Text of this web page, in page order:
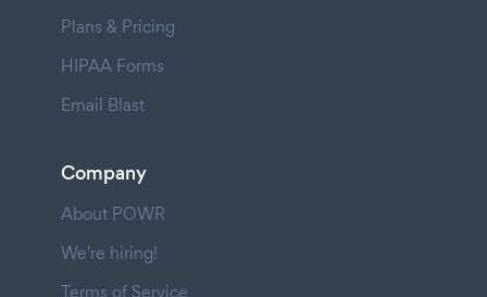
Plans & Pricing
HIPAA Forms
Email Blast
Company
About POWR
We're hiring!
Terms of Service